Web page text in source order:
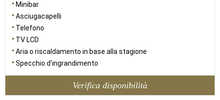
Minibar
Asciugacapelli
Telefono
TV LCD
Aria o riscaldamento in base alla stagione
Specchio d'ingrandimento
Verifica disponibilità